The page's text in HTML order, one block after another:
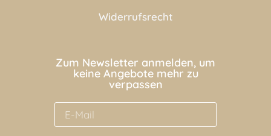
Widerrufsrecht
Zum Newsletter anmelden, um
keine Angebote mehr zu
verpassen